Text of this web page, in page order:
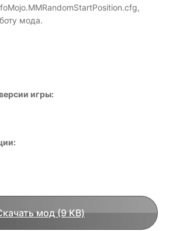
мода.
игры:
мод (9 KB)